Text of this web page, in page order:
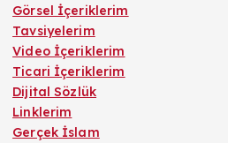
Görsel İçeriklerim
Tavsiyelerim
Video İçeriklerim
Ticari İçeriklerim
Dijital Sözlük
Linklerim
Gerçek İslam